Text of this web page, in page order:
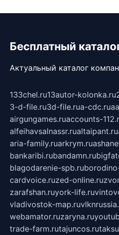
Бесплатный
Актуальный каталог
133chel.ru13autor-kolonka.ru
3-d-file.ru3d-file.rua-cdc.ru
airgungames.ruaccounts-
alfeihavsalnassr.rualtaipant.ru
aria-family.ruarkrym.ru
bankaribi.rubandamn.ru
blagodarenie-spb.ru
cardvoice.ruzed-online.ru
zarafshan.ruyork-life.ru
vladivostok-map.ru
webamator.ruzaryna.ru
trade-farm.rutajuncos.ru